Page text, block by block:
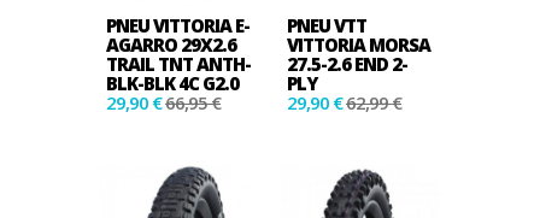
PNEU VITTORIA E-
AGARRO 29X2.6
TRAIL TNT ANTH-
BLK-BLK 4C G2.0
29,90 €66,95 €
PNEU VTT
VITTORIA MORSA
27.5-2.6 END 2-
PLY
29,90 €62,99 €